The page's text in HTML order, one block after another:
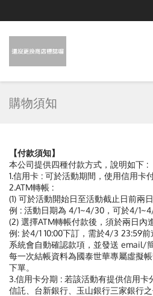
購物須知
【付款須知】
本公司提供四種付款方式，說明如下 :
1.信用卡 : 可於活動期間，使用信用卡付
2.ATM轉帳 :
(1) 可於活動開始日至活動截止日前兩
例 : 活動日期為 4/1~4/30，可於4/
(2) 選擇ATM轉帳付款後，須於兩日內
例: 於4/1 10:00下訂，需於4/3 23:59前
系統會自動確認款項，並發送 email/
每一次結帳資料為國泰世華專屬虛擬
下單。
3.信用卡分期 : 若該活動有提供信用卡
信託、台新銀行、玉山銀行三家銀行之